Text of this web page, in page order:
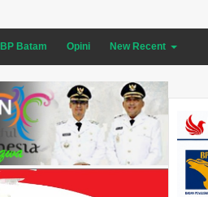
BP Batam Opini New Recent